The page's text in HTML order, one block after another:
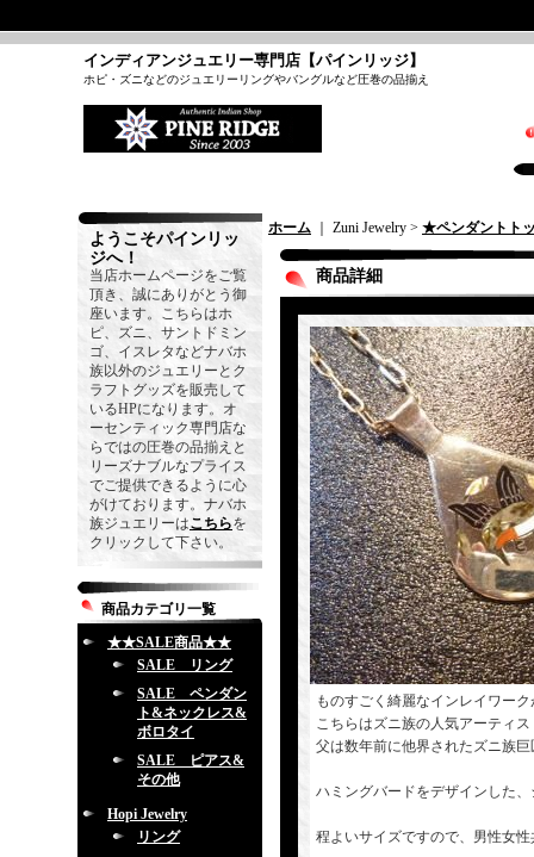
インディアンジュエリー専門店【パインリッジ】
ホピ・ズニなどのジュエリーリングやバングルなど圧巻の品揃え
ようこそパインリッ
ジへ！
当店ホームページをご覧
頂き、誠にありがとう御
座います。こちらはホ
ピ、ズニ、サントドミン
ゴ、イスレタなどナバホ
族以外のジュエリーとク
ラフトグッズを販売して
いるHPになります。オ
ーセンティック専門店な
らではの圧巻の品揃えと
リーズナブルなプライス
でご提供できるように心
がけております。ナバホ
族ジュエリーはこちらを
クリックして下さい。
商品カテゴリ一覧
★★SALE商品★★
SALE リング
SALE ペンダン
ト&ネックレス&
ボロタイ
SALE ピアス&
その他
Hopi Jewelry
リング
ホーム ｜ Zuni Jewelry > ★ペンダントト
商品詳細
ものすごく綺麗なインレイワー
こちらはズニ族の人気アーティ
父は数年前に他界されたズニ族
ハミングバードをデザインした
程よいサイズですので、男性女